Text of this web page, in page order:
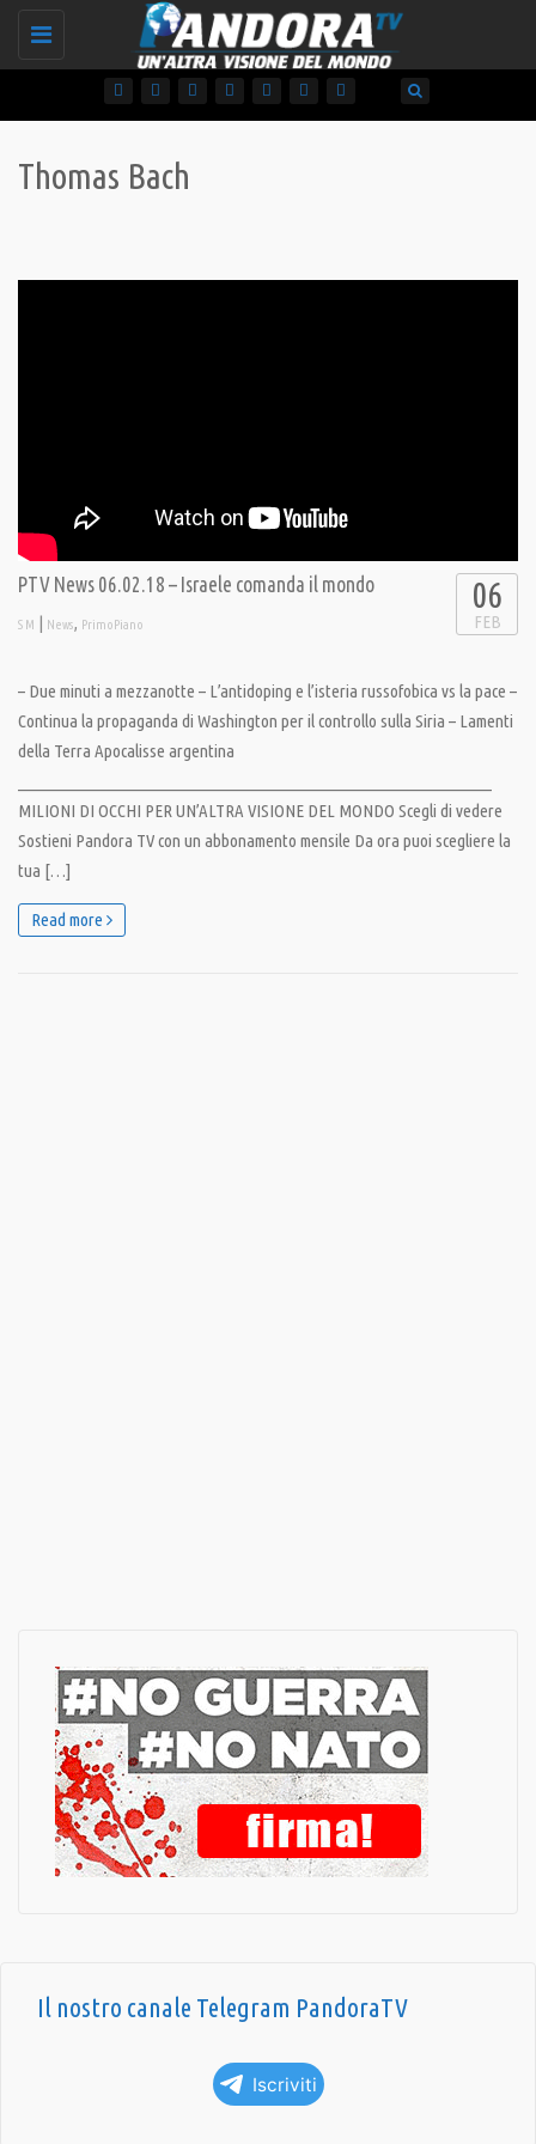
Toggle
Thomas Bach
PTV News 06.02.18 – Israele comanda il mondo
S M | News, PrimoPiano
06
FEB
– Due minuti a mezzanotte – L’antidoping e l’isteria russofobica vs la pace –
Continua la propaganda di Washington per il controllo sulla Siria – Lamenti
della Terra Apocalisse argentina
MILIONI DI OCCHI PER UN’ALTRA VISIONE DEL MONDO Scegli di vedere
Sostieni Pandora TV con un abbonamento mensile Da ora puoi scegliere la
tua […]
Read more
Il nostro canale Telegram PandoraTV
Iscriviti